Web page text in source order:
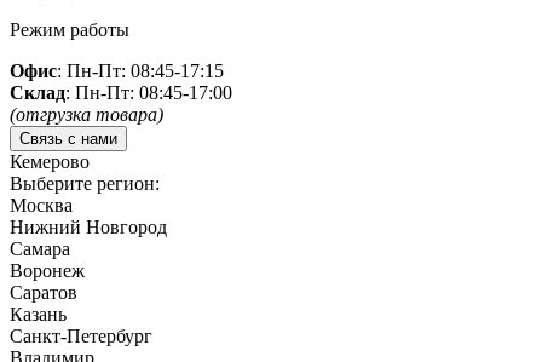
Режим работы
Офис: Пн-Пт: 08:45-17:15
Склад: Пн-Пт: 08:45-17:00
(отгрузка товара)
Связь с нами
Кемерово
Выберите регион:
Москва
Нижний Новгород
Самара
Воронеж
Саратов
Казань
Санкт-Петербург
Владимир